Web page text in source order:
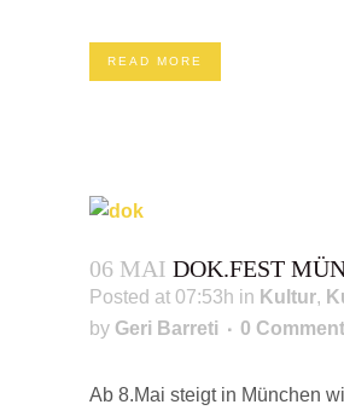
READ MORE
06 MAI DOK.FEST
Posted at 07:53h in Kultur,
by Geri Barreti 0
Ab 8.Mai steigt in München